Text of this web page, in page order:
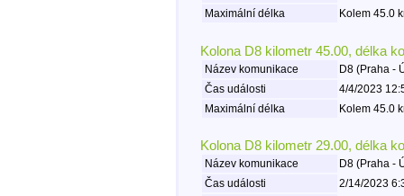
Maximální délka
Kolem 45.0
Kolona D8 kilometr 45.00, délka
Název komunikace
D8 (Praha -
Čas události
4/4/2023
Maximální délka
Kolem 45.0
Kolona D8 kilometr 29.00, délka
Název komunikace
D8 (Praha -
Čas události
2/14/2023